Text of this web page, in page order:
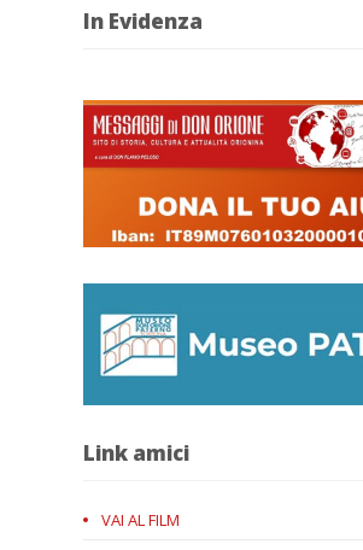
In Evidenza
Link amici
VAI AL FILM